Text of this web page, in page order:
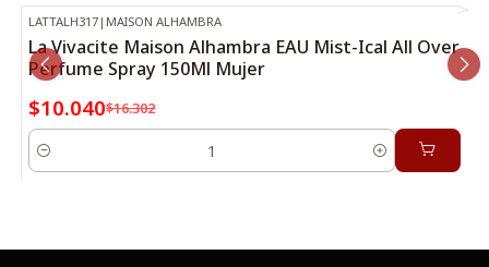
-38% OFF
LATTALH317 | MAISON ALHAMBRA
La Vivacite Maison Alhambra EAU Mist-Ical All Over
Perfume Spray 150Ml Mujer
$10.040$16.302
Cantidad